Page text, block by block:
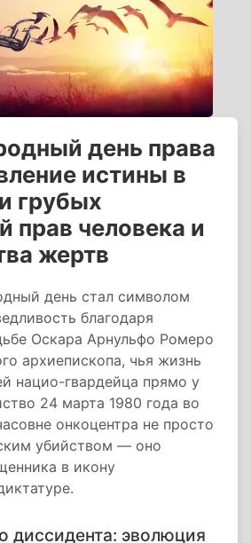
день права
истины в
грубых
прав человека и
жертв
день стал символом
благодаря
Оскара Арнульфо Ромеро
архиепископа, чья жизнь
нацио-гвардейца прямо у
24 марта 1980 года во
онкоцентра не просто
убийством — оно
в икону
диссидента: эволюция